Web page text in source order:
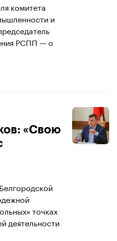
комитета
и
РСПП — о
«Свою
точках
деятельности